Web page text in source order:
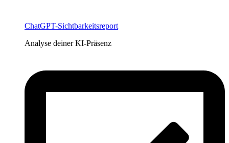
ChatGPT-Sichtbarkeitsreport
Analyse deiner KI-Präsenz